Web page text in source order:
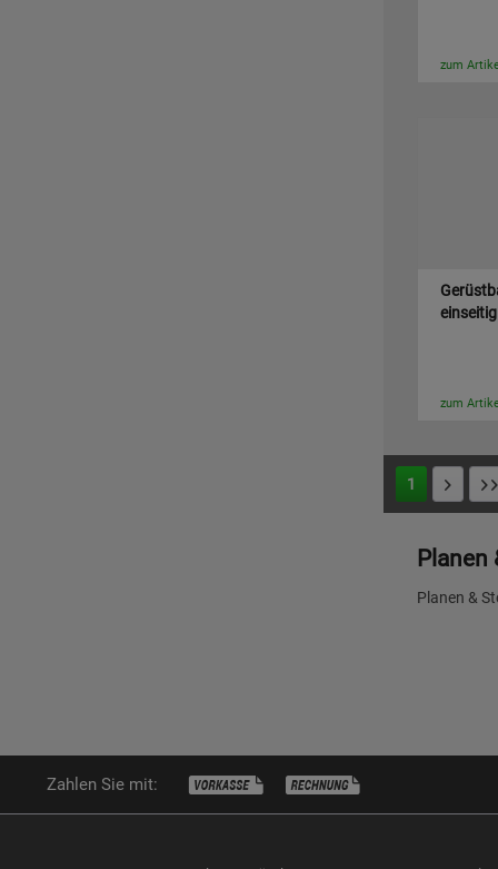
zum
zum
1
Planen
Planen &
Zahlen Sie mit: